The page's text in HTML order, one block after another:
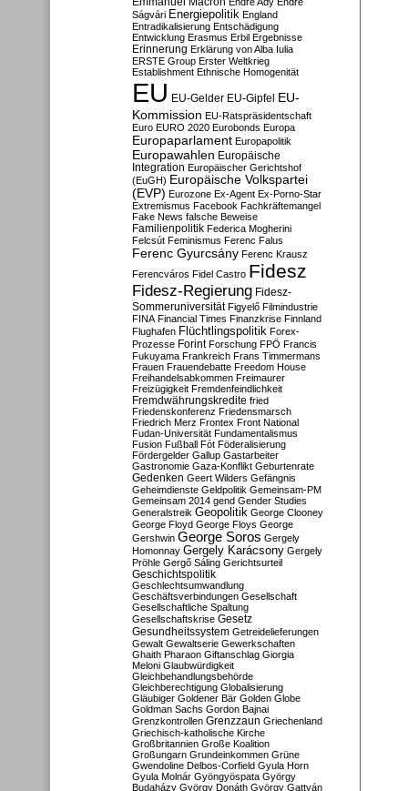
Ságvári Energiepolitik England
Entradikalisierung Entschädigung
Entwicklung Erasmus Erbil Ergebnisse
Erinnerung Erklärung von Alba Iulia
ERSTE Group Erster Weltkrieg
Establishment Ethnische Homogenität
EU EU-Gelder EU-Gipfel EU-
Kommission EU-Ratspräsidentschaft
Euro EURO 2020 Eurobonds Europa
Europaparlament Europapolitik
Europawahlen Europäische
Integration Europäischer Gerichtshof
(EuGH) Europäische Volkspartei
(EVP) Eurozone Ex-Agent Ex-Porno-Star
Extremismus Facebook Fachkräftemangel
Fake News falsche Beweise
Familienpolitik Federica Mogherini
Felcsút Feminismus Ferenc Falus
Ferenc Gyurcsány Ferenc Krausz
Ferencváros Fidel Castro Fidesz
Fidesz-Regierung Fidesz-
Sommeruniversität Figyelő Filmindustrie
FINA Financial Times Finanzkrise Finnland
Flughafen Flüchtlingspolitik Forex-
Prozesse Forint Forschung FPÖ Francis
Fukuyama Frankreich Frans Timmermans
Frauen Frauendebatte Freedom House
Freihandelsabkommen Freimaurer
Freizügigkeit Fremdenfeindlichkeit
Fremdwährungskredite fried
Friedenskonferenz Friedensmarsch
Friedrich Merz Frontex Front National
Fudan-Universität Fundamentalismus
Fusion Fußball Fót Föderalisierung
Fördergelder Gallup Gastarbeiter
Gastronomie Gaza-Konflikt Geburtenrate
Gedenken Geert Wilders Gefängnis
Geheimdienste Geldpolitik Gemeinsam-PM
Gemeinsam 2014 gend Gender Studies
Generalstreik Geopolitik George Clooney
George Floyd George Floys George
Gershwin George Soros Gergely
Homonnay Gergely Karácsony Gergely
Pröhle Gergő Sáling Gerichtsurteil
Geschichtspolitik
Geschlechtsumwandlung
Geschäftsverbindungen Gesellschaft
Gesellschaftliche Spaltung
Gesellschaftskrise Gesetz
Gesundheitssystem Getreidelieferungen
Gewalt Gewaltserie Gewerkschaften
Ghaith Pharaon Giftanschlag Giorgia
Meloni Glaubwürdigkeit
Gleichbehandlungsbehörde
Gleichberechtigung Globalisierung
Gläubiger Goldener Bär Golden Globe
Goldman Sachs Gordon Bajnai
Grenzkontrollen Grenzzaun Griechenland
Griechisch-katholische Kirche
Großbritannien Große Koalition
Großungarn Grundeinkommen Grüne
Gwendoline Delbos-Corfield Gyula Horn
Gyula Molnár Gyöngyöspata György
Budaházy György Donáth György Gattyán